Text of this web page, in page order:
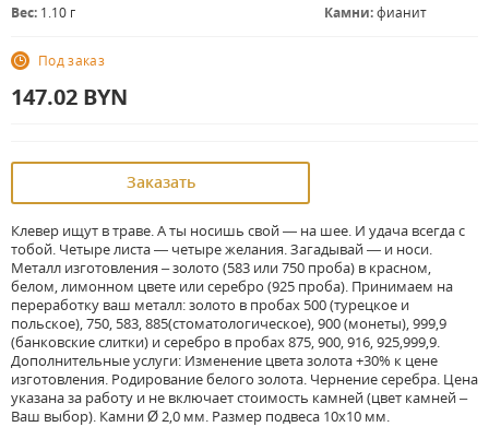
Вес: 1.10 г Камни:фианит
Под заказ
147.02 BYN
Заказать
Клевер ищут в траве. А ты носишь свой — на шее. И удача всегда с
тобой. Четыре листа — четыре желания. Загадывай — и носи.
Металл изготовления – золото (583 или 750 проба) в красном,
белом, лимонном цвете или серебро (925 проба). Принимаем на
переработку ваш металл: золото в пробах 500 (турецкое и
польское), 750, 583, 885(стоматологическое), 900 (монеты), 999,9
(банковские слитки) и серебро в пробах 875, 900, 916, 925,999,9.
Дополнительные услуги: Изменение цвета золота +30% к цене
изготовления. Родирование белого золота. Чернение серебра. Цена
указана за работу и не включает стоимость камней (цвет камней –
Ваш выбор). Камни Ø 2,0 мм. Размер подвеса 10х10 мм.